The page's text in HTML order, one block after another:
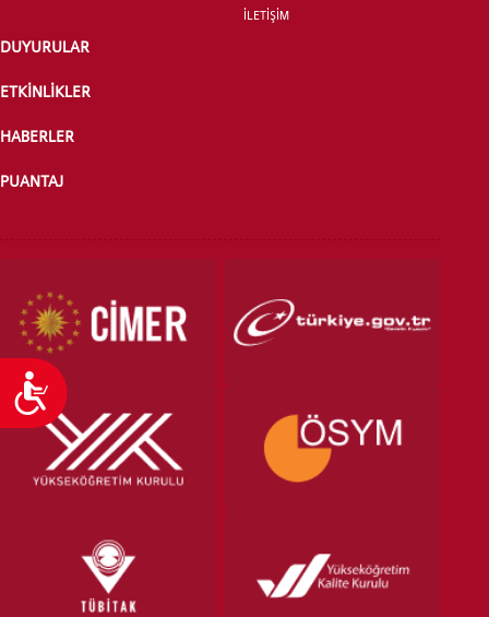
Ulaşılabilirlik
YATAY GEÇİŞ
İLETİŞİM
DUYURULAR
ETKİNLİKLER
HABERLER
PUANTAJ